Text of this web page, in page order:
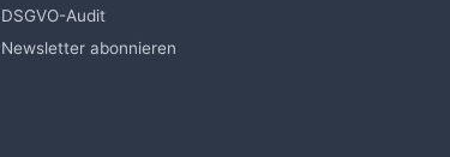
DSGVO-Audit
Newsletter abonnieren